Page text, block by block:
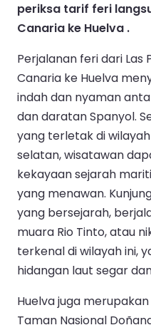
periksa tarif feri
Canaria ke Huelva .
Perjalanan feri dari Las
Canaria ke Huelva
indah dan nyaman
dan daratan Spanyol.
yang terletak di
selatan, wisatawan
kekayaan sejarah
yang menawan.
yang bersejarah,
muara Rio Tinto, atau
terkenal di wilayah ini,
hidangan laut segar
Huelva juga
Taman Nasional